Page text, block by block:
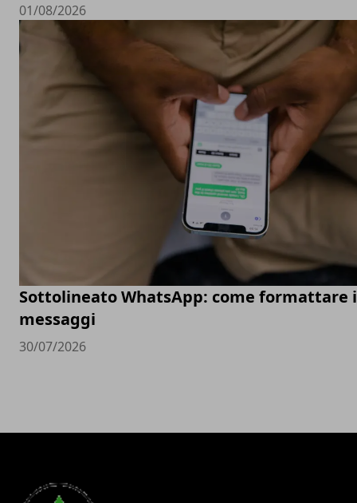
01/08/2026
Sottolineato WhatsApp: come formattare i
messaggi
30/07/2026